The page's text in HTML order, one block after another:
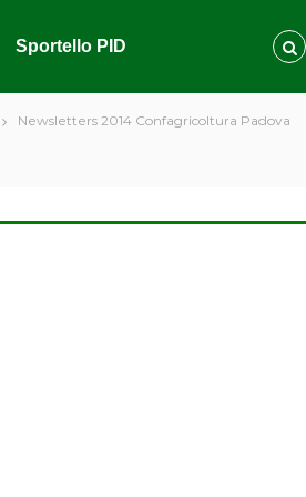
Sportello PID
Newsletters 2014 Confagricoltura Padova